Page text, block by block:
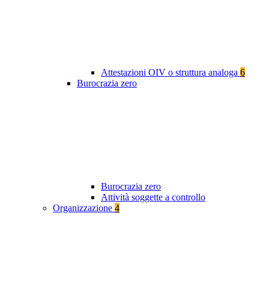
Attestazioni OIV o struttura analoga 6
Burocrazia zero
Burocrazia zero
Attività soggette a controllo
Organizzazione 4